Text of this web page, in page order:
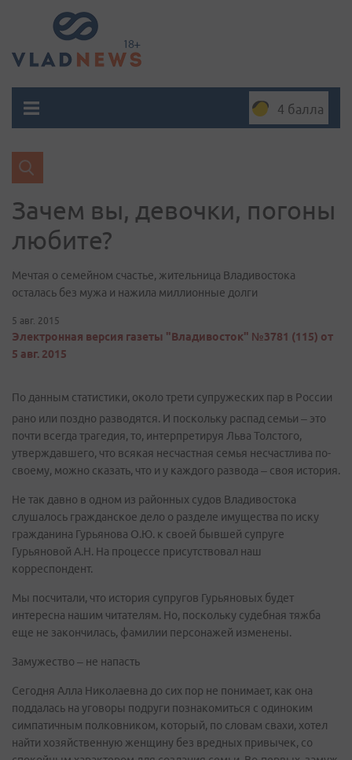
4 балла
Зачем вы, девочки, погоны
любите?
Мечтая о семейном счастье, жительница Владивостока
осталась без мужа и нажила миллионные долги
5 авг. 2015
Электронная версия газеты "Владивосток" №3781 (115) от
5 авг. 2015
По данным статистики, около трети супружеских пар в России
рано или поздно разводятся. И поскольку распад семьи – это
почти всегда трагедия, то, интерпретируя Льва Толстого,
утверждавшего, что всякая несчастная семья несчастлива по-
своему, можно сказать, что и у каждого развода – своя история.
Не так давно в одном из районных судов Владивостока
слушалось гражданское дело о разделе имущества по иску
гражданина Гурьянова О.Ю. к своей бывшей супруге
Гурьяновой А.Н. На процессе присутствовал наш
корреспондент.
Мы посчитали, что история супругов Гурьяновых будет
интересна нашим читателям. Но, поскольку судебная тяжба
еще не закончилась, фамилии персонажей изменены.
Замужество – не напасть
Сегодня Алла Николаевна до сих пор не понимает, как она
поддалась на уговоры подруги познакомиться с одиноким
симпатичным полковником, который, по словам свахи, хотел
найти хозяйственную женщину без вредных привычек, со